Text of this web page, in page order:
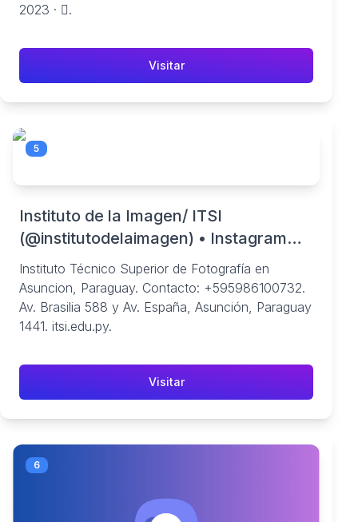
2023 · 󰟠.
Visitar
5
Instituto de la Imagen/ ITSI
(@institutodelaimagen) • Instagram
photos and videos
Instituto Técnico Superior de Fotografía en
Asuncion, Paraguay. Contacto: +595986100732.
Av. Brasilia 588 y Av. España, Asunción, Paraguay
1441. itsi.edu.py.
Visitar
6